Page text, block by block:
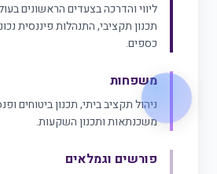
ליווי והדרכה בצעדים הראשונים
תכנון תקציבי, התנהלות פיננסית
כספים.
משפחות
ניהול תקציב ביתי, תכנון ביטוחים
משכנתאות ותכנון השקעות.
פורשים וגמלאים